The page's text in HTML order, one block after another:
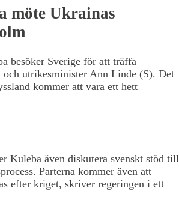
möte Ukrainas
besöker Sverige för att träffa
och utrikesminister Ann Linde (S). Det
kommer att vara ett hett
Kuleba även diskutera svenskt stöd till
Parterna kommer även att
efter kriget, skriver regeringen i ett